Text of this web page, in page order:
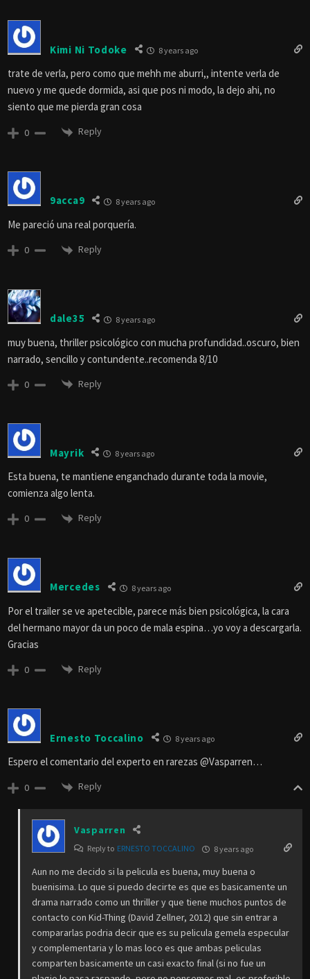
Kimi Ni Todoke 8 years ago
trate de verla, pero como que mehh me aburri,, intente verla de
nuevo y me quede dormida, asi que pos ni modo, la dejo ahi, no
siento que me pierda gran cosa
0 Reply
9acca9 8 years ago
Me pareció una real porquería.
0 Reply
dale35 8 years ago
muy buena, thriller psicológico con mucha profundidad..oscuro, bien
narrado, sencillo y contundente..recomenda 8/10
0 Reply
Mayrik 8 years ago
Esta buena, te mantiene enganchado durante toda la movie,
comienza algo lenta.
0 Reply
Mercedes 8 years ago
Por el trailer se ve apetecible, parece más bien psicológica, la cara
del hermano mayor da un poco de mala espina…yo voy a descargarla.
Gracias
0 Reply
Ernesto Toccalino 8 years ago
Espero el comentario del experto en rarezas @Vasparren…
0 Reply
Vasparren
Reply to ERNESTO TOCCALINO 8 years ago
Aun no me decido si la pelicula es buena, muy buena o
buenisima. Lo que si puedo decirte es que es basicamente un
drama narrado como un thriller y que tiene muchos puntos de
contacto con Kid-Thing (David Zellner, 2012) que sin entrar a
compararlas podria decir que es su pelicula gemela especular
y complementaria y lo mas loco es que ambas peliculas
comparten basicamente un casi exacto final (si no fue un